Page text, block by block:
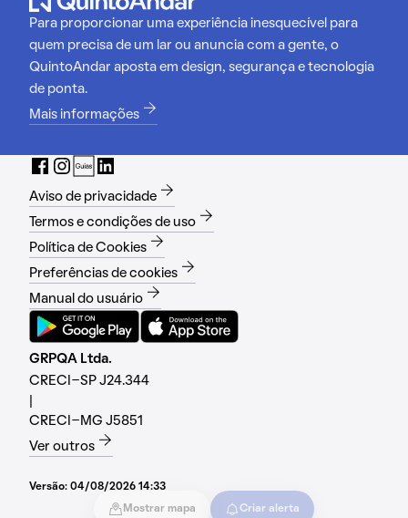
Mostrar mapa Criar alerta
Para proporcionar uma experiência inesquecível para
quem precisa de um lar ou anuncia com a gente, o
QuintoAndar aposta em design, segurança e tecnologia
de ponta.
Mais informações
Aviso de privacidade
Termos e condições de uso
Política de Cookies
Preferências de cookies
Manual do usuário
GRPQA Ltda.
CRECI-SP J24.344
CRECI-MG J5851
Ver outros
Versão: 04/08/2026 14:33